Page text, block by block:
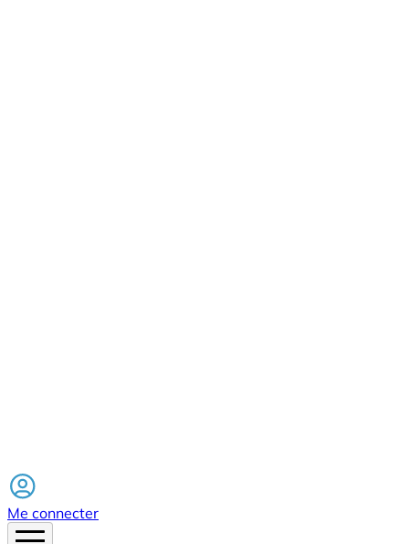
Me connecter